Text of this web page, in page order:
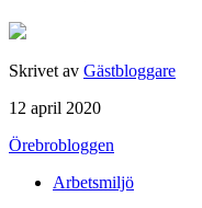
Skrivet av Gästbloggare
12 april 2020
Örebrobloggen
Arbetsmiljö